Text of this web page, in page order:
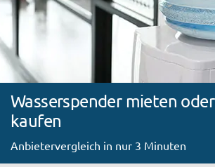
Wasserspender mieten oder
kaufen
Anbietervergleich in nur 3 Minuten